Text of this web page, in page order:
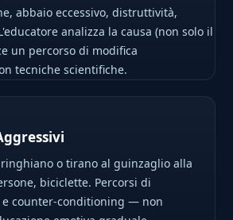
abbaio eccessivo, distruttività,
analizza la causa (non solo il
un percorso di modifica
tecniche scientifiche.
o tirano al guinzaglio alla
biciclette. Percorsi di
e counter-conditioning — non